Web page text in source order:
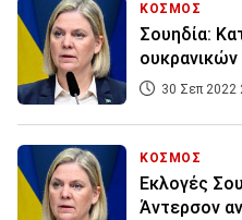
ΚΟΣΜΟΣ
Σουηδία:
30 Σεπ 2022
ΚΟΣΜΟΣ
Εκλογές
Άντερσον